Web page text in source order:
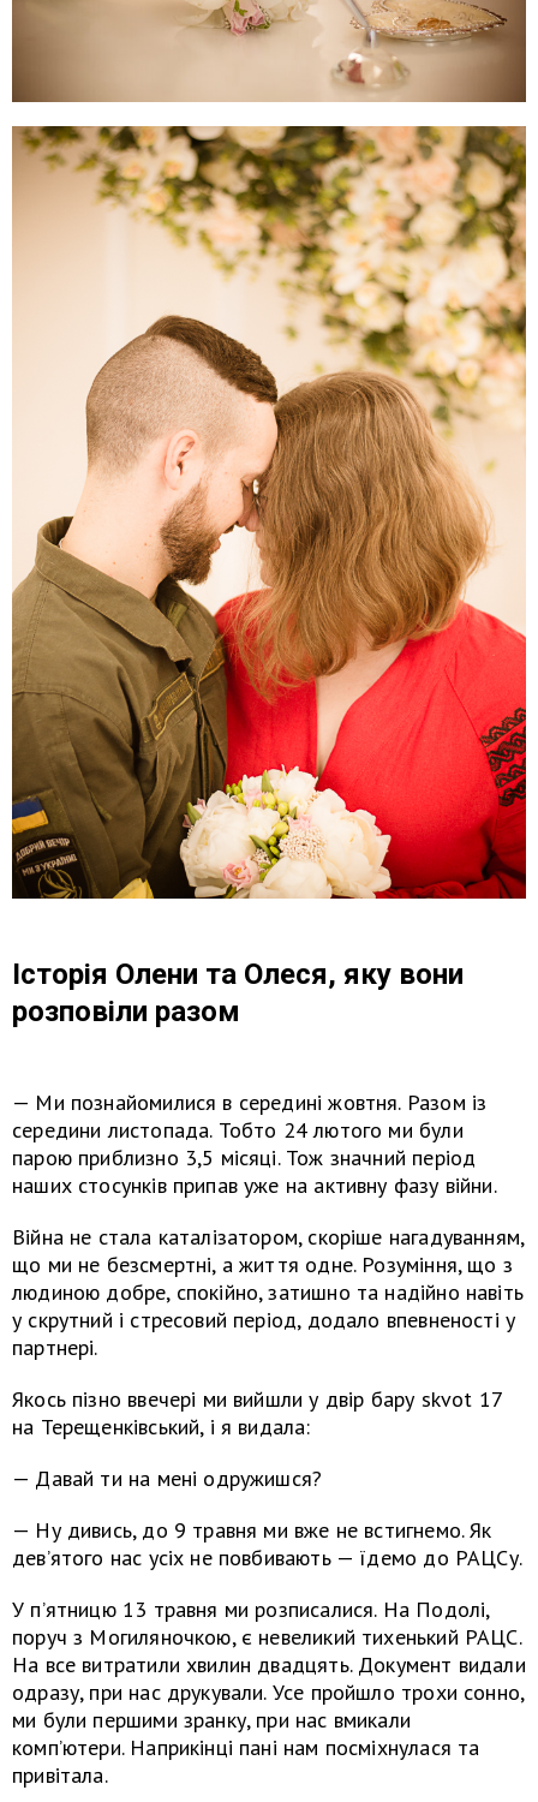
Історія Олени та Олеся, яку вони
розповіли разом
— Ми познайомилися в середині жовтня. Разом із
середини листопада. Тобто 24 лютого ми були
парою приблизно 3,5 місяці. Тож значний період
наших стосунків припав уже на активну фазу війни.
Війна не стала каталізатором, скоріше нагадуванням,
що ми не безсмертні, а життя одне. Розуміння, що з
людиною добре, спокійно, затишно та надійно навіть
у скрутний і стресовий період, додало впевненості у
партнері.
Якось пізно ввечері ми вийшли у двір бару skvot 17
на Терещенківський, і я видала:
— Давай ти на мені одружишся?
— Ну дивись, до 9 травня ми вже не встигнемо. Як
дев’ятого нас усіх не повбивають — їдемо до РАЦСу.
У п’ятницю 13 травня ми розписалися. На Подолі,
поруч з Могиляночкою, є невеликий тихенький РАЦС.
На все витратили хвилин двадцять. Документ видали
одразу, при нас друкували. Усе пройшло трохи сонно,
ми були першими зранку, при нас вмикали
комп’ютери. Наприкінці пані нам посміхнулася та
привітала.